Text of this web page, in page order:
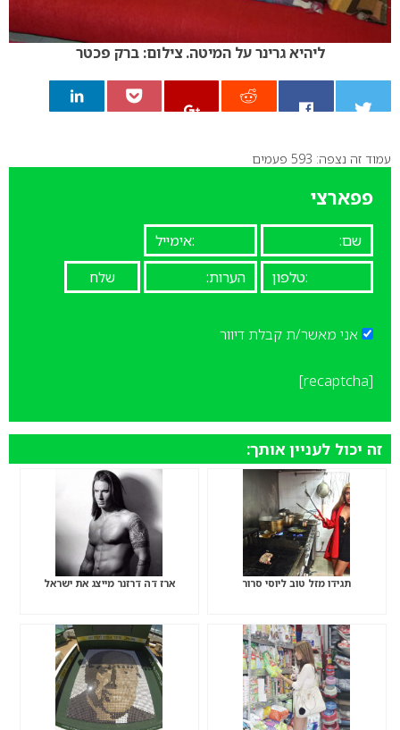
ליהיא גרינר על המיטה. צילום: ברק פכטר
0
עמוד זה נצפה: 593 פעמים
פפארצי
אני מאשר/ת קבלת דיוור
[recaptcha]
זה יכול לעניין אותך:
תגידו מזל טוב ליוסי סרור ארז דה דרזנר מייצג את ישראל